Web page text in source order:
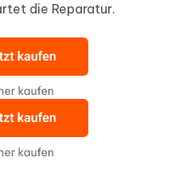
die Reparatur.